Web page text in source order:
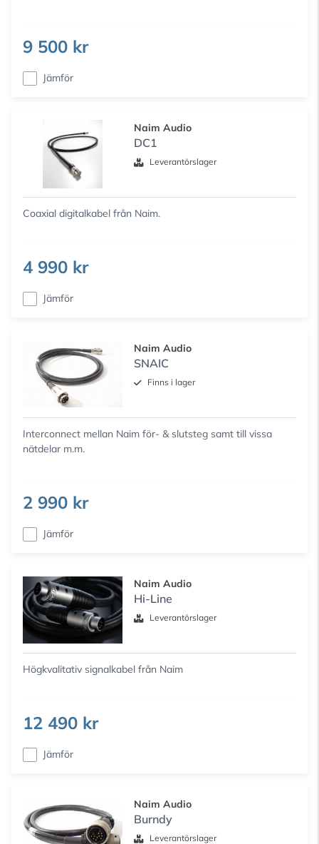
9 500 kr
Jämför
Naim Audio
DC1
Leverantörslager
Coaxial digitalkabel från Naim.
4 990 kr
Jämför
Naim Audio
SNAIC
Finns i lager
Interconnect mellan Naim för- & slutsteg samt till vissa
nätdelar m.m.
2 990 kr
Jämför
Naim Audio
Hi-Line
Leverantörslager
Högkvalitativ signalkabel från Naim
12 490 kr
Jämför
Naim Audio
Burndy
Leverantörslager